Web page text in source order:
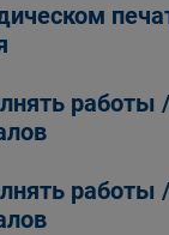
работы
работы